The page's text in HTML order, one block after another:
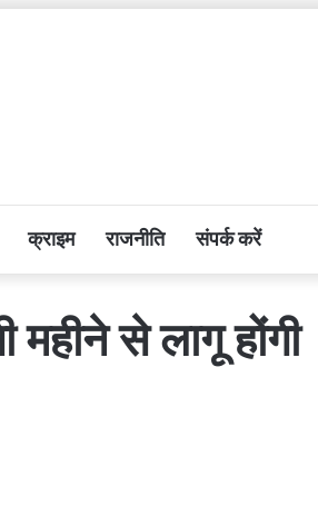
क्राइम राजनीति संपर्क करें
से लागू होंगी